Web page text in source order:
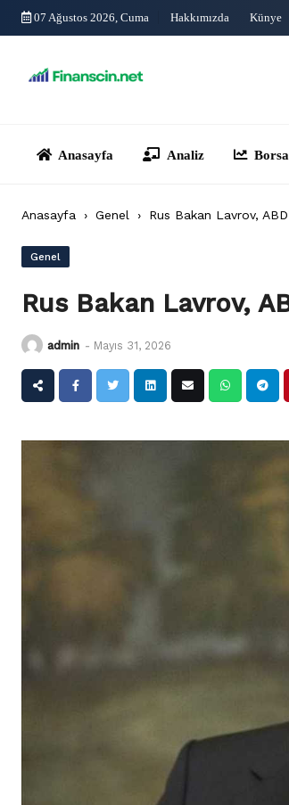
Skip
07 Ağustos 2026, Cuma Hakkımızda Künye
Anasayfa › Genel › Rus Bakan Lavrov,
Genel
Rus Bakan Lavrov,
admin - Mayıs 31, 2026